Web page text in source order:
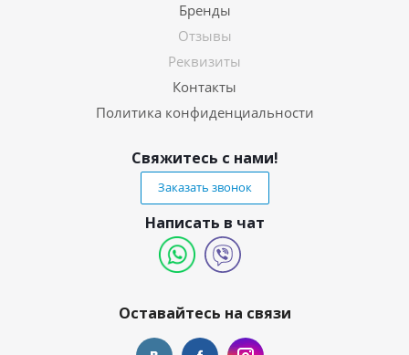
Бренды
Отзывы
Реквизиты
Контакты
Политика конфиденциальности
Свяжитесь с нами!
Заказать звонок
Написать в чат
Оставайтесь на связи